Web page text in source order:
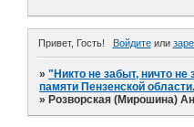
Привет, Гость! Войдитеили
»"Никто не забыт, ничто
памяти Пензенской области.
» Розворская (Мирошина)